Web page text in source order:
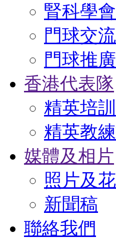
腎科學
門球交
門球推
香港代表隊
精英培訓
精英教
媒體及相片
照片及
新聞稿
聯絡我們